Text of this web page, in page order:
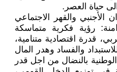
حياة العصر.
الأجنبي والقهر الاجتماعي
رؤية فكرية متماسكة
قدرة اقتصادية متنامية،
والفساد وهدر المال
الوطنية بالنضال من اجل قدر